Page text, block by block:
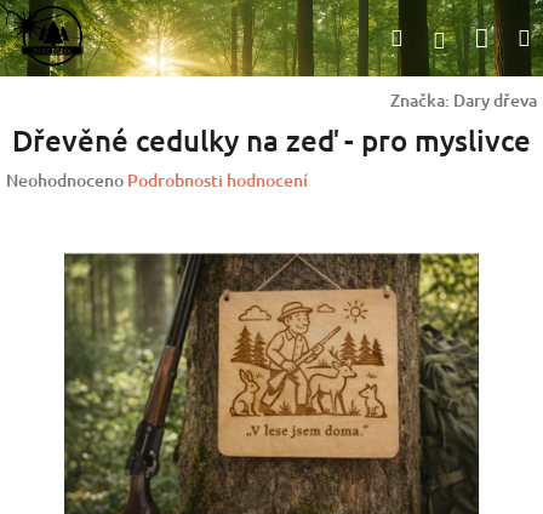
Přejít
na
obsah
HledatPřihlášení
Značka: Dary dřeva
Dřevěné cedulky na zeď - pro myslivce
Průměrné
hvězdiček.
Neohodnoceno Podrobnosti hodnocení